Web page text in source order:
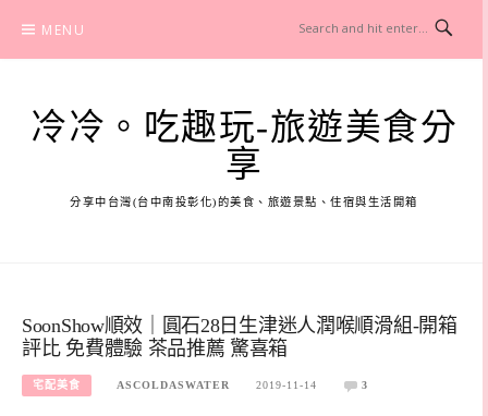
content
MENU
冷冷。吃趣玩-旅遊美食分
享
分享中台灣(台中南投彰化)的美食、旅遊景點、住宿與生活開箱
SoonShow順效｜圓石28日生津迷人潤喉順滑組-開箱
評比 免費體驗 茶品推薦 驚喜箱
宅配美食 ASCOLDASWATER 2019-11-14 3